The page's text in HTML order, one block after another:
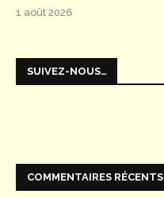
1 août 2026
SUIVEZ-NOUS…
COMMENTAIRES RÉCENTS